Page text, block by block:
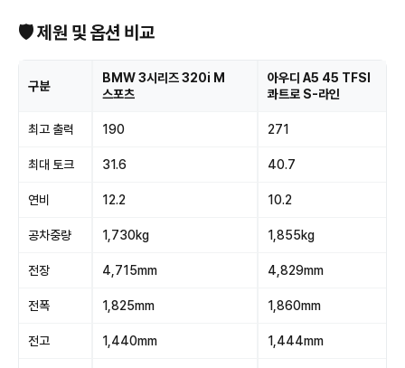
🛡 제원 및 옵션 비교
구분
BMW 3시리즈 320i M
스포츠
아우디 A5 45 TFSI
콰트로 S-라인
최고 출력 190 271
최대 토크 31.6 40.7
연비 12.2 10.2
공차중량 1,730kg 1,855kg
전장 4,715mm 4,829mm
전폭 1,825mm 1,860mm
전고 1,440mm 1,444mm